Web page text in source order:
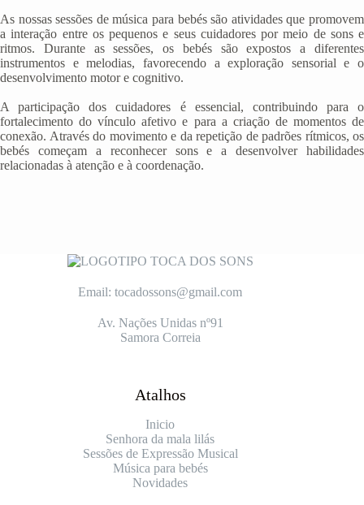
As nossas sessões de música para bebés são atividades que promovem
a interação entre os pequenos e seus cuidadores por meio de sons e
ritmos. Durante as sessões, os bebés são expostos a diferentes
instrumentos e melodias, favorecendo a exploração sensorial e o
desenvolvimento motor e cognitivo.
A participação dos cuidadores é essencial, contribuindo para o
fortalecimento do vínculo afetivo e para a criação de momentos de
conexão. Através do movimento e da repetição de padrões rítmicos, os
bebés começam a reconhecer sons e a desenvolver habilidades
relacionadas à atenção e à coordenação.
Email: tocadossons@gmail.com
Av. Nações Unidas nº91
Samora Correia
Atalhos
Inicio
Senhora da mala lilás
Sessões de Expressão Musical
Música para bebés
Novidades